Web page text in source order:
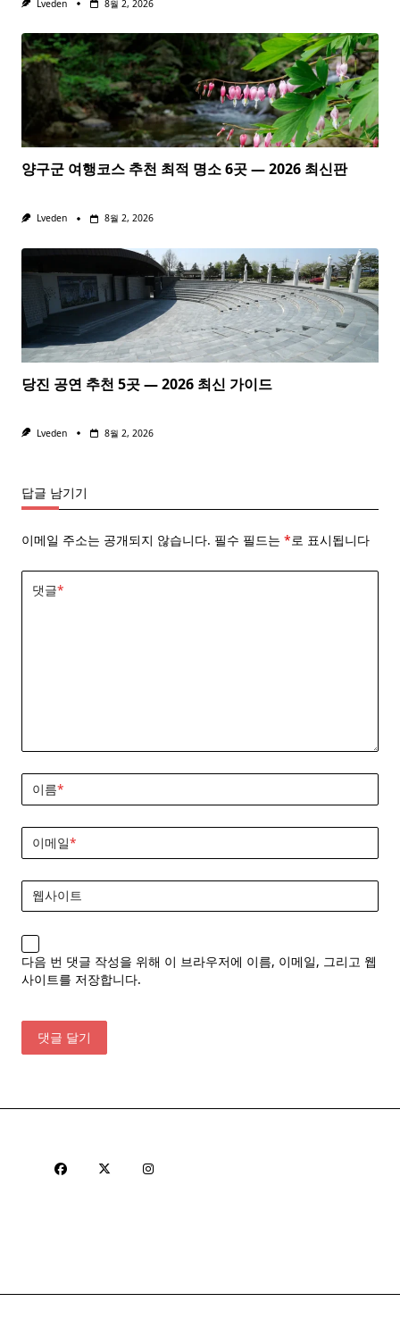
Lveden 8월 2, 2026
양구군 여행코스 추천 최적 명소 6곳 — 2026 최신판
Lveden 8월 2, 2026
당진 공연 추천 5곳 — 2026 최신 가이드
Lveden 8월 2, 2026
답글 남기기
이메일 주소는 공개되지 않습니다. 필수 필드는 *로 표시됩니다
댓글*
이름*
이메일*
웹사이트
다음 번 댓글 작성을 위해 이 브라우저에 이름, 이메일, 그리고 웹
사이트를 저장합니다.